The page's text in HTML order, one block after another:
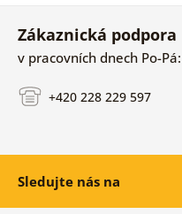
Zákaznická podpora
v pracovních dnech Po-
+420 228 229 597
Sledujte nás na